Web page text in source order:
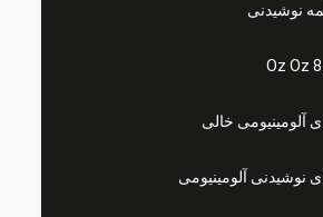
نوشیدنی
آلومینیومی خالی
نوشیدنی آلومینیومی